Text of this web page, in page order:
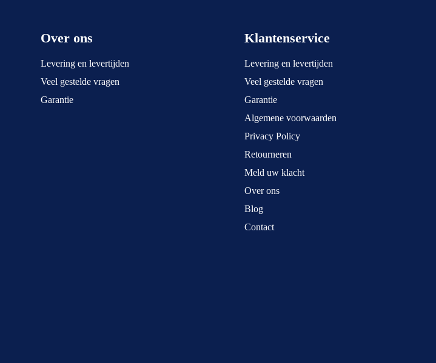
Over ons
Levering en levertijden
Veel gestelde vragen
Garantie
Klantenservice
Levering en levertijden
Veel gestelde vragen
Garantie
Algemene voorwaarden
Privacy Policy
Retourneren
Meld uw klacht
Over ons
Blog
Contact